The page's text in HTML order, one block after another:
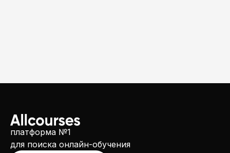
платформа №1
для поиска онлайн-обучения